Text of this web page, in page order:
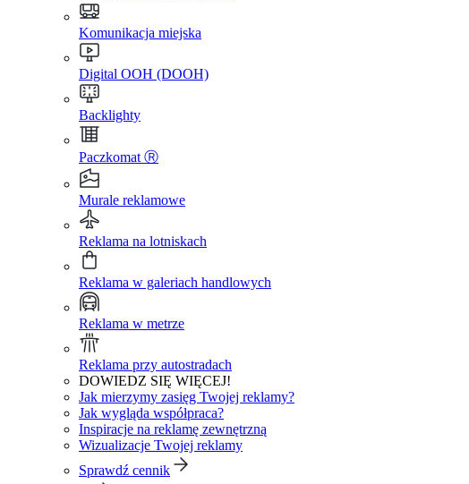
Komunikacja miejska
Digital OOH (DOOH)
Backlighty
Paczkomat Ⓡ
Murale reklamowe
Reklama na lotniskach
Reklama w galeriach handlowych
Reklama w metrze
Reklama przy autostradach
DOWIEDZ SIĘ WIĘCEJ!
Jak mierzymy zasięg Twojej reklamy?
Jak wygląda współpraca?
Inspiracje na reklamę zewnętrzną
Wizualizacje Twojej reklamy
Sprawdź cennik